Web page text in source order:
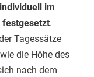
im
festgesetzt.
Tagessätze
die Höhe des
nach dem